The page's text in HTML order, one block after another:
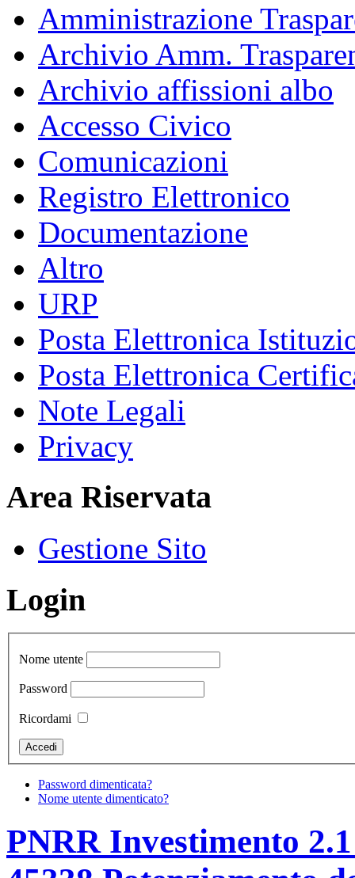
Amministrazione
Archivio Amm.
Archivio affissioni albo
Accesso Civico
Comunicazioni
Registro Elettronico
Documentazione
Altro
URP
Posta Elettronica
Posta Elettronica
Note Legali
Privacy
Area Riservata
Gestione Sito
Login
Nome utente
Password
Ricordami
Password dimenticata?
Nome utente dimenticato?
PNRR Investimento